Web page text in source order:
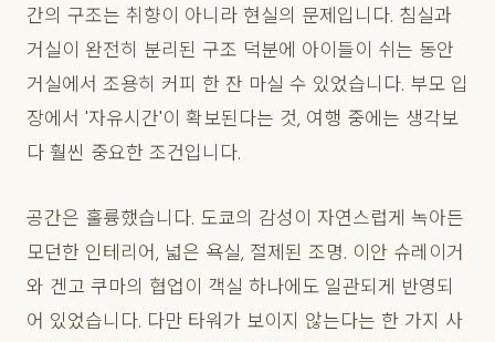
간의 구조는 취향이 아니라 현실의 문제입니다. 침실과
거실이 완전히 분리된 구조 덕분에 아이들이 쉬는 동안
거실에서 조용히 커피 한 잔 마실 수 있었습니다. 부모 입
장에서 '자유시간'이 확보된다는 것, 여행 중에는 생각보
다 훨씬 중요한 조건입니다.
공간은 훌륭했습니다. 도쿄의 감성이 자연스럽게 녹아든
모던한 인테리어, 넓은 욕실, 절제된 조명. 이안 슈레이거
와 겐고 쿠마의 협업이 객실 하나에도 일관되게 반영되
어 있었습니다. 다만 타워가 보이지 않는다는 한 가지 사